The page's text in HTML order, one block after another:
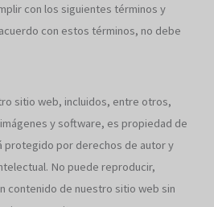
con los siguientes términos y
con estos términos, no debe
sitio web, incluidos, entre otros,
y software, es propiedad de
protegido por derechos de autor y
No puede reproducir,
contenido de nuestro sitio web sin